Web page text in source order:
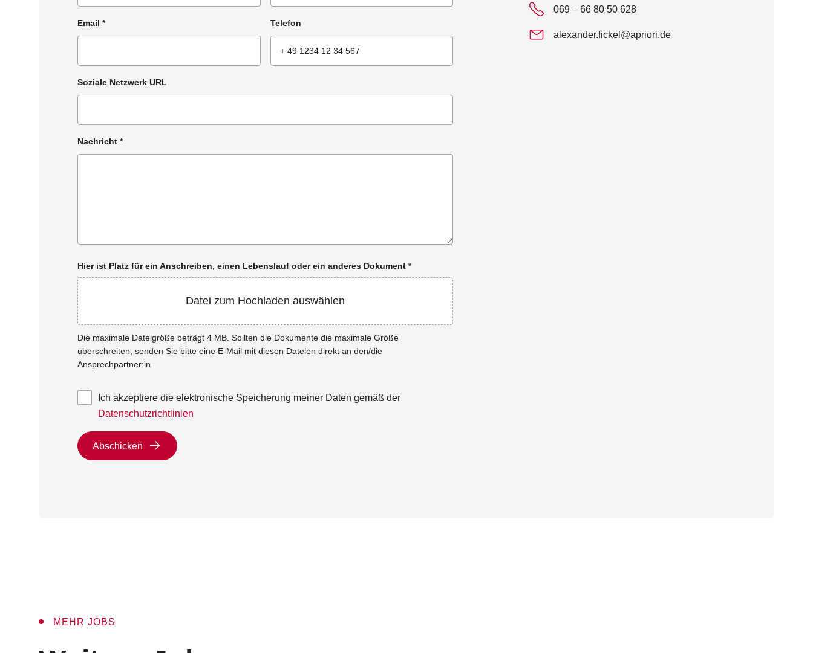
Email * Telefon
Soziale Netzwerk URL
Nachricht *
Hier ist Platz für ein Anschreiben, einen Lebenslauf oder ein anderes Dokument *
Datei zum Hochladen auswählen
Die maximale Dateigröße beträgt 4 MB. Sollten die Dokumente die maximale Größe
überschreiten, senden Sie bitte eine E-Mail mit diesen Dateien direkt an den/die
Ansprechpartner:in.
Ich akzeptiere die elektronische Speicherung meiner Daten gemäß der
Datenschutzrichtlinien
Abschicken
069 – 66 80 50 628
alexander.fickel@apriori.de
MEHR JOBS